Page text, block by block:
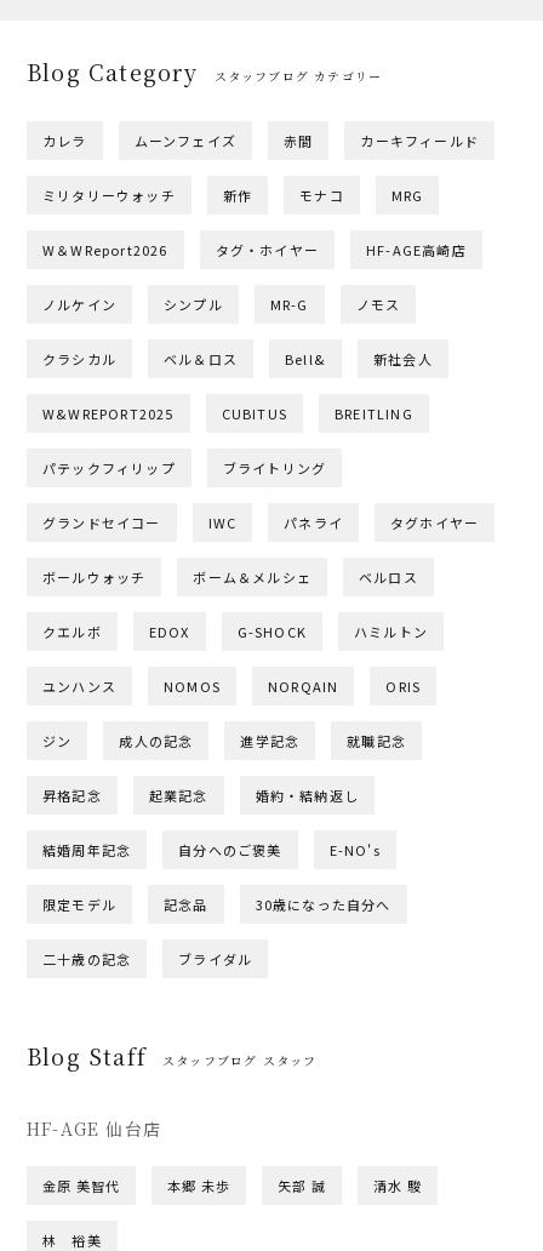
Blog Category スタッフブログ カテゴリー
カレラ ムーンフェイズ 赤間 カーキフィールド
ミリタリーウォッチ 新作 モナコ MRG
W＆WReport2026 タグ・ホイヤー HF-AGE高崎店
ノルケイン シンプル MR-G ノモス
クラシカル ベル＆ロス Bell& 新社会人
W&WREPORT2025 CUBITUS BREITLING
パテックフィリップ ブライトリング
グランドセイコー IWC パネライ タグホイヤー
ボールウォッチ ボーム＆メルシェ ベルロス
クエルボ EDOX G-SHOCK ハミルトン
ユンハンス NOMOS NORQAIN ORIS
ジン 成人の記念 進学記念 就職記念
昇格記念 起業記念 婚約・結納返し
結婚周年記念 自分へのご褒美 E-NO's
限定モデル 記念品 30歳になった自分へ
二十歳の記念 ブライダル
Blog Staff スタッフブログ スタッフ
HF-AGE 仙台店
金原 美智代 本郷 未歩 矢部 誠 清水 駿
林 裕美